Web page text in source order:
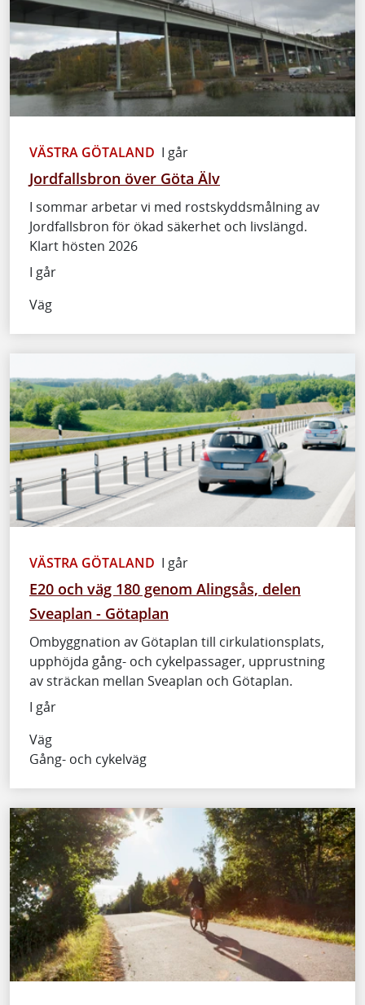
VÄSTRA GÖTALAND I går
Jordfallsbron över Göta Älv
I sommar arbetar vi med rostskyddsmålning av
Jordfallsbron för ökad säkerhet och livslängd.
Klart hösten 2026
I går
Väg
VÄSTRA GÖTALAND I går
E20 och väg 180 genom Alingsås, delen
Sveaplan - Götaplan
Ombyggnation av Götaplan till cirkulationsplats,
upphöjda gång- och cykelpassager, upprustning
av sträckan mellan Sveaplan och Götaplan.
I går
Väg
Gång- och cykelväg